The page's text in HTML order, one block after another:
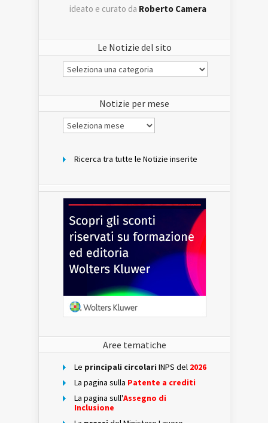
ideato e curato da Roberto Camera
Le Notizie del sito
Le
Notizie
Notizie per mese
Notizie
per
Ricerca tra tutte le Notizie inserite
Aree tematiche
Le principali circolari INPS del 2026
La pagina sulla Patente a crediti
La pagina sull'Assegno di
Inclusione